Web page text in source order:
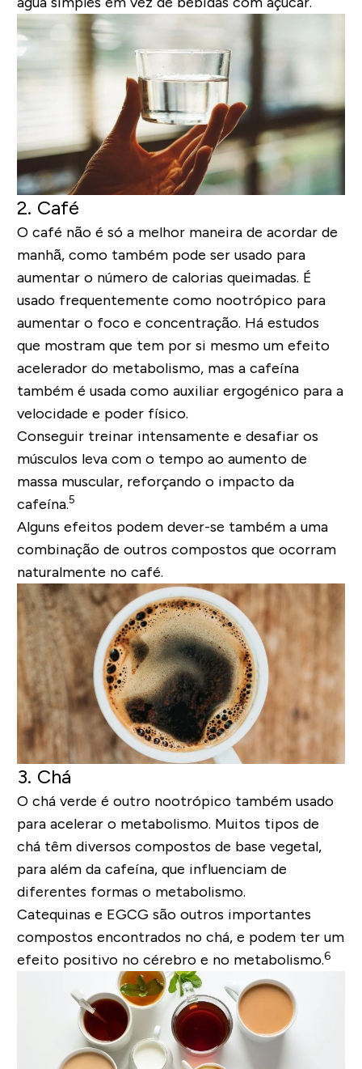
2. Café
O café não é só a melhor maneira de acordar de
manhã, como também pode ser usado para
aumentar o número de calorias queimadas. É
usado frequentemente como nootrópico para
aumentar o foco e concentração. Há estudos
que mostram que tem por si mesmo um efeito
acelerador do metabolismo, mas a cafeína
também é usada como auxiliar ergogénico para a
velocidade e poder físico.
Conseguir treinar intensamente e desafiar os
músculos leva com o tempo ao aumento de
massa muscular, reforçando o impacto da
cafeína.5
Alguns efeitos podem dever-se também a uma
combinação de outros compostos que ocorram
naturalmente no café.
3. Chá
O chá verde é outro nootrópico também usado
para acelerar o metabolismo. Muitos tipos de
chá têm diversos compostos de base vegetal,
para além da cafeína, que influenciam de
diferentes formas o metabolismo.
Catequinas e EGCG são outros importantes
compostos encontrados no chá, e podem ter um
efeito positivo no cérebro e no metabolismo.6